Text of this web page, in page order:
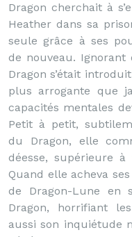
Dragon cherchait à
Heather dans sa
seule grâce à ses
de nouveau. Ignorant
Dragon s’était
plus arrogante que
capacités mentales
Petit à petit,
du Dragon, elle
déesse, supérieure
Quand elle acheva
de Dragon-Lune en
Dragon, horrifiant
aussi son inquiétude